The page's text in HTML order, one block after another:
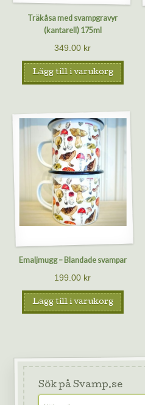
Träkåsa med svampgravyr
(kantarell) 175ml
349.00 kr
Lägg till i varukorg
Emaljmugg – Blandade svampar
199.00 kr
Lägg till i varukorg
Sök på Svamp.se